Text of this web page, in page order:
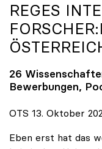
REGES
26
Bewerbungen,
OTS 13. Oktober
Eben erst hat das